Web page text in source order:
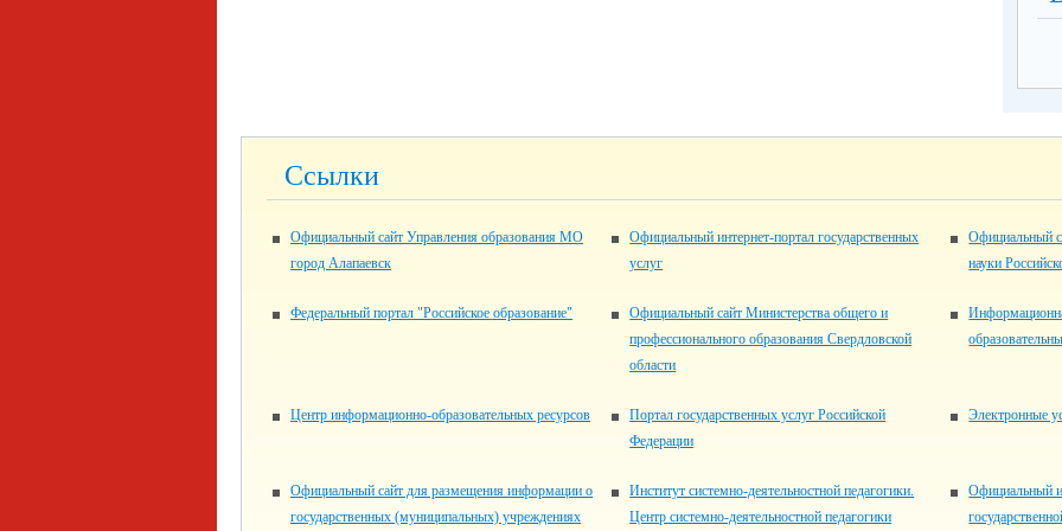
Ссылки
Официальный сайт Управления образования МО
город Алапаевск
Официальный интернет-портал государственных
услуг
Официальный
науки
Федеральный портал "Российское образование"
Официальный сайт Министерства общего и
профессионального образования Свердловской
области
Центр информационно-образовательных ресурсов
Портал государственных услуг Российской
Федерации
Электронные
Официальный сайт для размещения информации о
государственных (муниципальных) учреждениях
Институт системно-деятельностной педагогики.
Центр системно-деятельностной педагогики
Официальный